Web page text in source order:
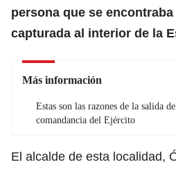
persona que se
capturada al interior de la
Más información
Estas son las razones de la salida
comandancia del Ejército
El alcalde de esta localidad,